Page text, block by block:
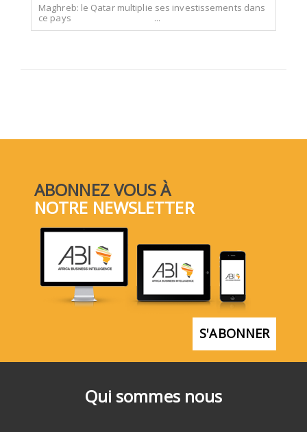
Maghreb: le Qatar multiplie ses investissements dans
ce pays ...
Qui sommes nous
ABONNEZ VOUS À
NOTRE NEWSLETTER
S'ABONNER